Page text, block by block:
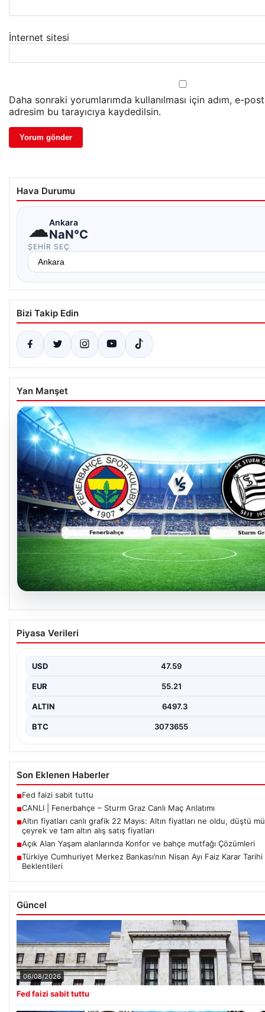
İnternet sitesi
Daha sonraki yorumlarımda kullanılması için adım, e-
adresim bu tarayıcıya kaydedilsin.
Hava Durumu
☁Ankara
NaN°C
ŞEHIR SEÇ
Bizi Takip Edin
Yan Manşet
CANLI | Fenerbahçe – Sturm Graz Canlı Maç
Piyasa Verileri
USD 47.59
EUR 55.21
ALTIN 6497.3
BTC 3073655
Son Eklenen Haberler
■Fed faizi sabit tuttu
■CANLI | Fenerbahçe – Sturm Graz Canlı Maç Anlatımı
■Altın fiyatları canlı grafik 22 Mayıs: Altın fiyatları ne oldu, düştü
çeyrek ve tam altın alış satış fiyatları
■Açık Alan Yaşam alanlarında Konfor ve bahçe mutfağı Çözümleri
■Türkiye Cumhuriyet Merkez Bankası’nın Nisan Ayı Faiz Karar
Beklentileri
Güncel
06/08/2026
Fed faizi sabit tuttu